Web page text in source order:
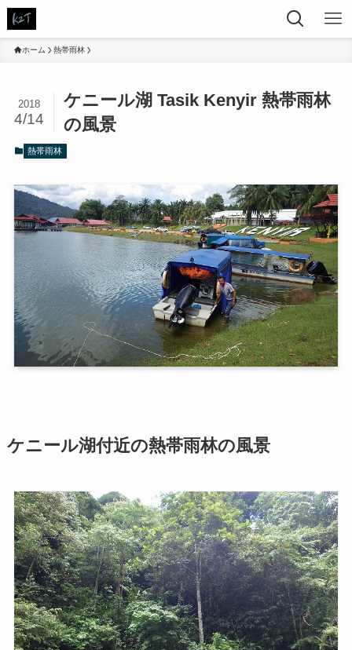
ホーム 熱帯雨林
ケニール湖 Tasik Kenyir 熱帯雨林
の風景
2018
4/14
熱帯雨林
ケニール湖付近の熱帯雨林の風景